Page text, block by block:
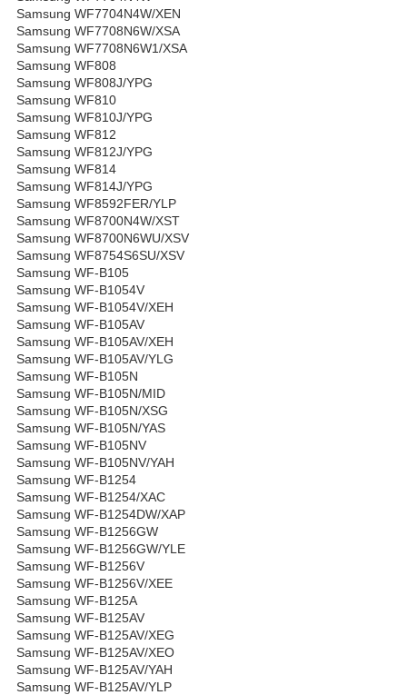
Samsung WF7704N4W/XEN
Samsung WF7708N6W/XSA
Samsung WF7708N6W1/XSA
Samsung WF808
Samsung WF808J/YPG
Samsung WF810
Samsung WF810J/YPG
Samsung WF812
Samsung WF812J/YPG
Samsung WF814
Samsung WF814J/YPG
Samsung WF8592FER/YLP
Samsung WF8700N4W/XST
Samsung WF8700N6WU/XSV
Samsung WF8754S6SU/XSV
Samsung WF-B105
Samsung WF-B1054V
Samsung WF-B1054V/XEH
Samsung WF-B105AV
Samsung WF-B105AV/XEH
Samsung WF-B105AV/YLG
Samsung WF-B105N
Samsung WF-B105N/MID
Samsung WF-B105N/XSG
Samsung WF-B105N/YAS
Samsung WF-B105NV
Samsung WF-B105NV/YAH
Samsung WF-B1254
Samsung WF-B1254/XAC
Samsung WF-B1254DW/XAP
Samsung WF-B1256GW
Samsung WF-B1256GW/YLE
Samsung WF-B1256V
Samsung WF-B1256V/XEE
Samsung WF-B125A
Samsung WF-B125AV
Samsung WF-B125AV/XEG
Samsung WF-B125AV/XEO
Samsung WF-B125AV/YAH
Samsung WF-B125AV/YLP